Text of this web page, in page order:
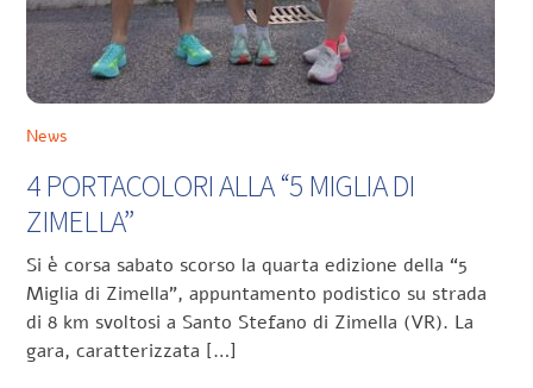
News
4 PORTACOLORI ALLA “5 MIGLIA DI
ZIMELLA”
Si è corsa sabato scorso la quarta edizione della “5
Miglia di Zimella”, appuntamento podistico su strada
di 8 km svoltosi a Santo Stefano di Zimella (VR). La
gara, caratterizzata […]